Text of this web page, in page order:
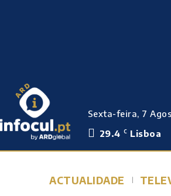
Sexta-feira, 7
29.4 C Lisboa
ACTUALIDADE